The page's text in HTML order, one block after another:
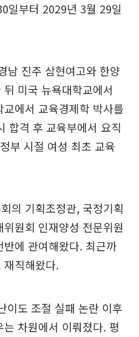
일부터 2029년 3월 29일
남 진주 삼현여고와 한양
미국 뉴욕대학교에서
에서 교육경제학 박사를
합격 후 교육부에서 요직
부 시절 여성 최초 교육
의 기획조정관, 국정기획
원회 인재양성 전문위원
에 관여해왔다. 최근까
직해왔다.
이도 조절 실패 논란 이후
차원에서 이뤄졌다. 평